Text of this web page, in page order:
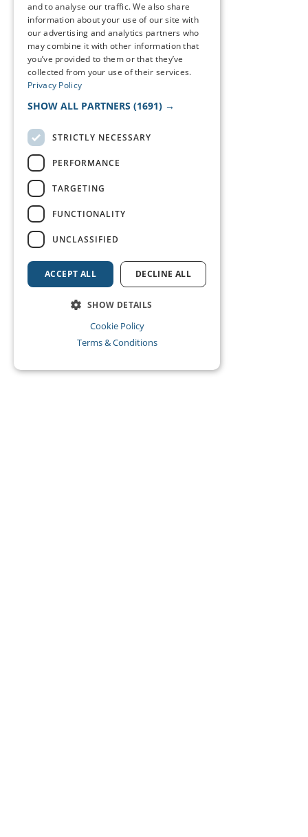
and to analyse our traffic. We also share
information about your use of our site with
our advertising and analytics partners who
may combine it with other information that
you’ve provided to them or that they’ve
collected from your use of their services.
Privacy Policy
SHOW ALL PARTNERS (1691) →
STRICTLY NECESSARY
PERFORMANCE
TARGETING
FUNCTIONALITY
UNCLASSIFIED
ACCEPT ALL DECLINE ALL
SHOW DETAILS
Cookie Policy
Terms & Conditions